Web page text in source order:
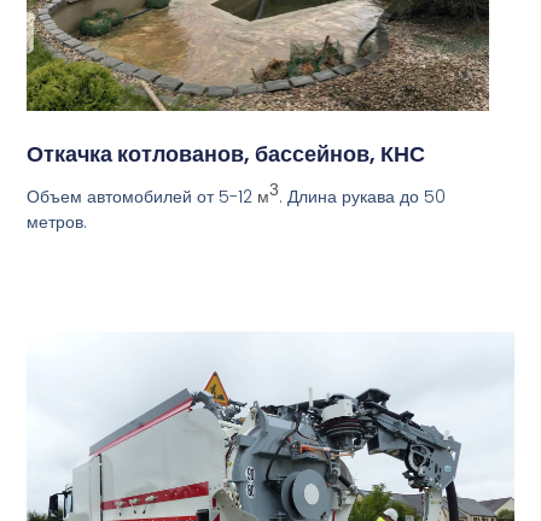
Откачка котлованов, бассейнов, КНС
Объем автомобилей от 5-12 м3. Длина рукава до 50
метров.